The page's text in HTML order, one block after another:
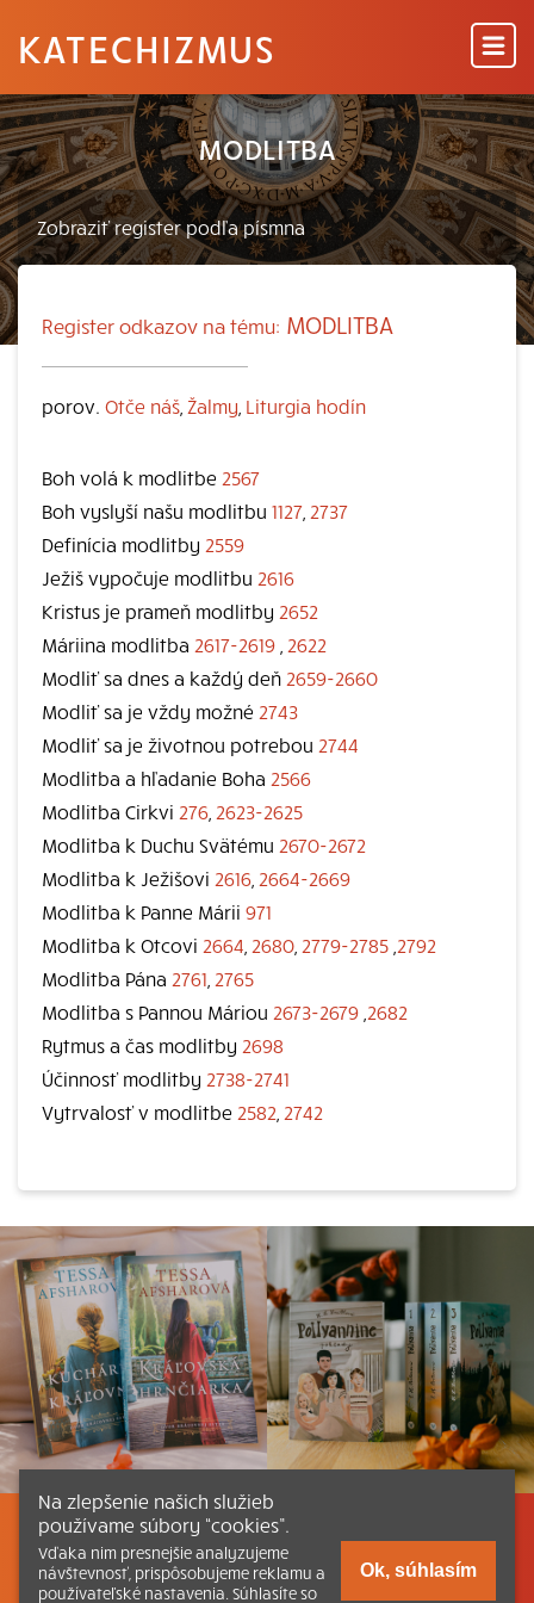
KATECHIZMUS
MODLITBA
Register odkazov na tému: MODLITBA
porov. Otče náš Žalmy Liturgia hodín
Boh volá k modlitbe 2567
Boh vyslyší našu modlitbu 1127 2737
Definícia modlitby 2559
Ježiš vypočuje modlitbu 2616
Kristus je prameň modlitby 2652
Máriina modlitba 2617-2619 2622
Modliť sa dnes a každý deň 2659-2660
Modliť sa je vždy možné 2743
Modliť sa je životnou potrebou 2744
Modlitba a hľadanie Boha 2566
Modlitba Cirkvi 276 2623-2625
Modlitba k Duchu Svätému 2670-2672
Modlitba k Ježišovi 2616 2664-2669
Modlitba k Panne Márii 971
Modlitba k Otcovi 2664 2680 2779-2785 2792
Modlitba Pána 2761 2765
Modlitba s Pannou Máriou 2673-2679 2682
Rytmus a čas modlitby 2698
Účinnosť modlitby 2738-2741
Vytrvalosť v modlitbe 2582 2742
Listovať Obsah Dokumenty a články
Kontakt Tlačená verzia Katechizmu
Na zlepšenie našich služieb
používame súbory “cookies”.
Vďaka nim presnejšie analyzujeme
návštevnosť, prispôsobujeme reklamu a
používateľské nastavenia. Súhlasíte so
Ok, súhlasím